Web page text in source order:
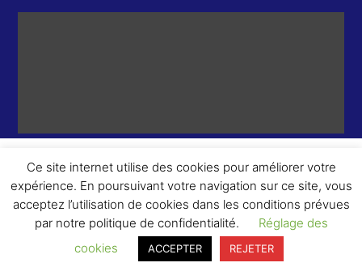
© 2026 – 2 ème Round – Tous droits réservés.
Ce site internet utilise des cookies pour améliorer votre
expérience. En poursuivant votre navigation sur ce site, vous
acceptez l’utilisation de cookies dans les conditions prévues
par notre politique de confidentialité.
Réglage des
cookies
ACCEPTER REJETER